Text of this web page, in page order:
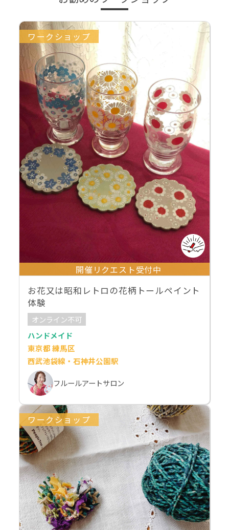
ワークショップ
開催リクエスト受付中
お花又は昭和レトロの花柄トールペイント
体験
オンライン不可
ハンドメイド
東京都 練馬区
西武池袋線・石神井公園駅
フルールアートサロン
ワークショップ